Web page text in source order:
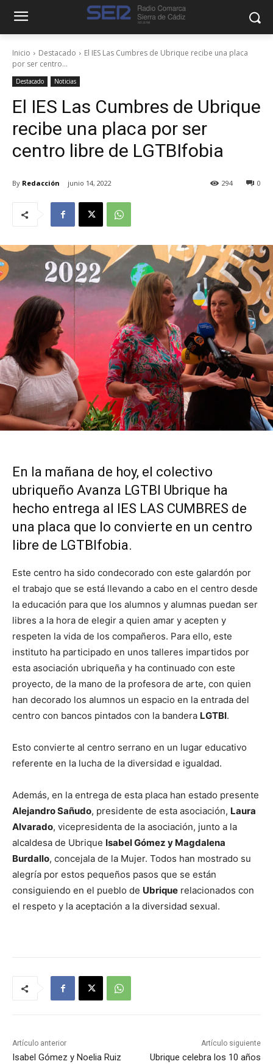
Inicio Destacado
El IES Las Cumbres de Ubrique recibe una placa
por ser centro...
Destacado Noticias
El IES Las Cumbres de Ubrique
recibe una placa por ser
centro libre de LGTBIfobia
By Redacción junio 14, 2022 0
294
En la mañana de hoy, el colectivo
ubriqueño Avanza LGTBI Ubrique ha
hecho entrega al IES LAS CUMBRES de
una placa que lo convierte en un centro
libre de LGTBIfobia.
Este centro ha sido condecorado con este galardón por
el trabajo que se está llevando a cabo en el centro desde
la educación para que los alumnos y alumnas puedan ser
libres a la hora de elegir a quien amar y acepten y
respeten la vida de los compañeros. Para ello, este
instituto ha participado en unos talleres impartidos por
esta asociación ubriqueña y ha continuado con este
proyecto, de la mano de la profesora de arte, con quien
han decorado los alumnos un espacio en la entrada del
centro con bancos pintados con la bandera LGTBI.
Esto convierte al centro serrano en un lugar educativo
referente en la lucha de la diversidad e igualdad.
Además, en la entrega de esta placa han estado presente
Alejandro Sañudo, presidente de esta asociación, Laura
Alvarado, vicepresidenta de la asociación, junto a la
alcaldesa de Ubrique Isabel Gómez y Magdalena
Burdallo, concejala de la Mujer. Todos han mostrado su
alegría por estos pequeños pasos que se están
consiguiendo en el pueblo de Ubrique relacionados con
el respeto y la aceptación a la diversidad sexual.
Artículo anterior
Isabel Gómez y Noelia Ruiz
Artículo siguiente
Ubrique celebra los 10 años